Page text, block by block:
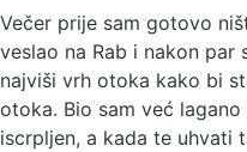
Večer prije sam gotovo
veslao na Rab i nakon
najviši vrh otoka kako bi
otoka. Bio sam već
iscrpljen, a kada te uhvati